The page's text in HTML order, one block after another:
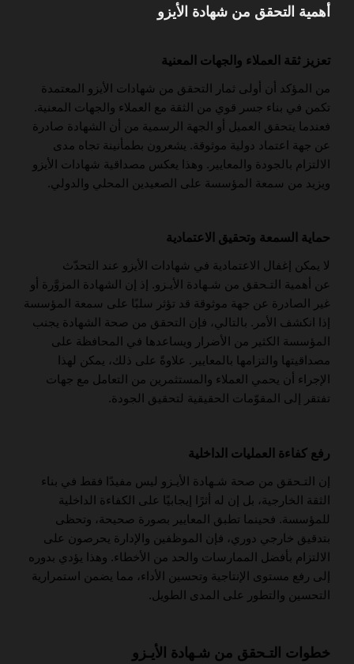
أهمية التحقق من شهادة الأيزو
تعزيز ثقة العملاء والجهات المعنية
من المؤكد أن أولى ثمار التحقق من شهادات الأيزو المعتمدة
تكمن في بناء جسر قوي من الثقة مع العملاء والجهات المعنية.
فعندما يتحقق العميل أو الجهة الرسمية من أن الشهادة صادرة
عن جهة اعتماد دولية موثوقة. يشعرون بطمأنينة تجاه مدى
الالتزام بالجودة والمعايير. وهذا يعكس مصداقية شهادات الأيزو
ويزيد من سمعة المؤسسة على الصعيدين المحلي والدولي.
حماية السمعة وتحقيق الاعتمادية
لا يمكن إغفال الاعتمادية في شهادات الأيزو عند التحدّث
عن أهمية التـحقق من شـهادة الأيـزو. إذ إن الشهادة المزوَّرة أو
غير الصادرة عن جهة موثوقة قد تؤثر سلبًا على سمعة المؤسسة
إذا انكشف الأمر. بالتالي، فإن التحقق من صحة الشهادة يجنب
المؤسسة الكثير من الأضرار ويساعدها في المحافظة على
مصداقيتها والتزامها بالمعايير. علاوةً على ذلك، يمكن لهذا
الإجراء أن يحمي العملاء والمستثمرين من التعامل مع جهات
تفتقر إلى المقوّمات الحقيقية لتحقيق الجودة.
رفع كفاءة العمليات الداخلية
إن التـحقق من صحة شـهادة الأيـزو ليس مفيدًا فقط في بناء
الثقة الخارجية، بل إن له أثرًا إيجابيًا على الكفاءة الداخلية
للمؤسسة. فحينما تطبق المعايير بصورة صحيحة، وتحظى
بتدقيق خارجي دوري، فإن الموظفين والإدارة يحرصون على
الالتزام بأفضل الممارسات والحد من الأخطاء. وهذا يؤدي بدوره
إلى رفع مستوى الإنتاجية وتحسين الأداء، مما يضمن استمرارية
التحسين والتطور على المدى الطويل.
خطوات التـحقق من شـهادة الأيـزو